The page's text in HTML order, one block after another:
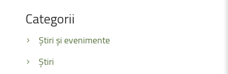
Categorii
Știri și evenimente
Știri